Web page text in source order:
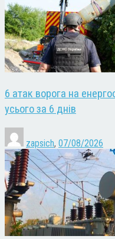
6 атак ворога на
усього за 6 днів
zapsich, 07/08/2026